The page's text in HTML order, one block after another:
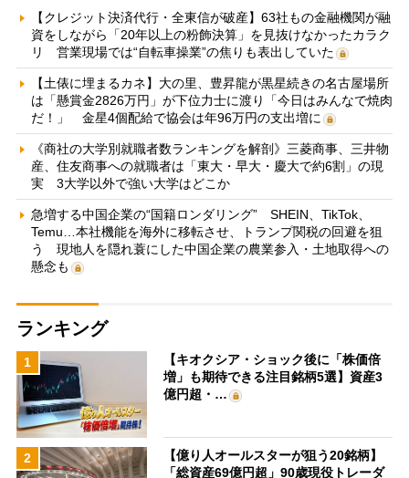
【クレジット決済代行・全東信が破産】63社もの金融機関が融
資をしながら「20年以上の粉飾決算」を見抜けなかったカラク
リ 営業現場では“自転車操業”の焦りも表出していた
【土俵に埋まるカネ】大の里、豊昇龍が黒星続きの名古屋場所
は「懸賞金2826万円」が下位力士に渡り「今日はみんなで焼肉
だ！」 金星4個配給で協会は年96万円の支出増に
《商社の大学別就職者数ランキングを解剖》三菱商事、三井物
産、住友商事への就職者は「東大・早大・慶大で約6割」の現
実 3大学以外で強い大学はどこか
急増する中国企業の“国籍ロンダリング” SHEIN、TikTok、
Temu…本社機能を海外に移転させ、トランプ関税の回避を狙
う 現地人を隠れ蓑にした中国企業の農業参入・土地取得への
懸念も
ランキング
1
【キオクシア・ショック後に「株価倍
増」も期待できる注目銘柄5選】資産3
億円超・…
2
【億り人オールスターが狙う20銘柄】
「総資産69億円超」90歳現役トレーダ